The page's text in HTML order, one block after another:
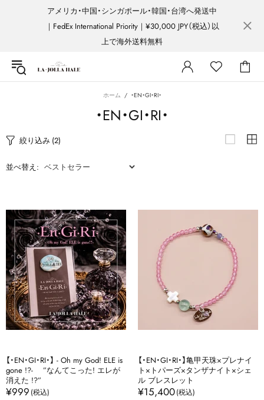
アメリカ・中国・シンガポール・韓国・台湾へ発送中
｜FedEx International Priority｜¥30,000 JPY（税込）以
上で海外送料無料
ホーム ・EN・GI・RI・
・EN・GI・RI・
絞り込み (2)
並べ替え:
【・EN・GI・RI・】 - Oh my God! ELE is
gone !?- ”なんてこった! エレが
消えた !?”
¥999
【・EN・GI・RI・】亀甲天珠×プレナイ
ト×トパーズ×タンザナイト×シェ
ル ブレスレット
¥15,400